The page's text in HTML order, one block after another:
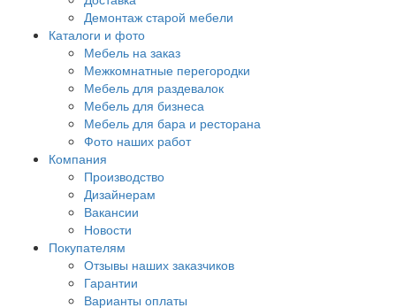
Демонтаж старой мебели
Каталоги и фото
Мебель на заказ
Межкомнатные перегородки
Мебель для раздевалок
Мебель для бизнеса
Мебель для бара и ресторана
Фото наших работ
Компания
Производство
Дизайнерам
Вакансии
Новости
Покупателям
Отзывы наших заказчиков
Гарантии
Варианты оплаты